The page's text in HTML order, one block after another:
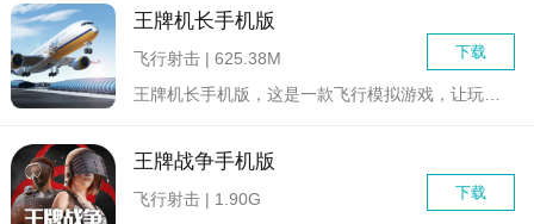
王牌机长手机版
下载
飞行射击 | 625.38M
王牌机长手机版，这是一款飞行模拟游戏，让玩家体验成为机长的乐...
王牌战争手机版
下载
飞行射击 | 1.90G